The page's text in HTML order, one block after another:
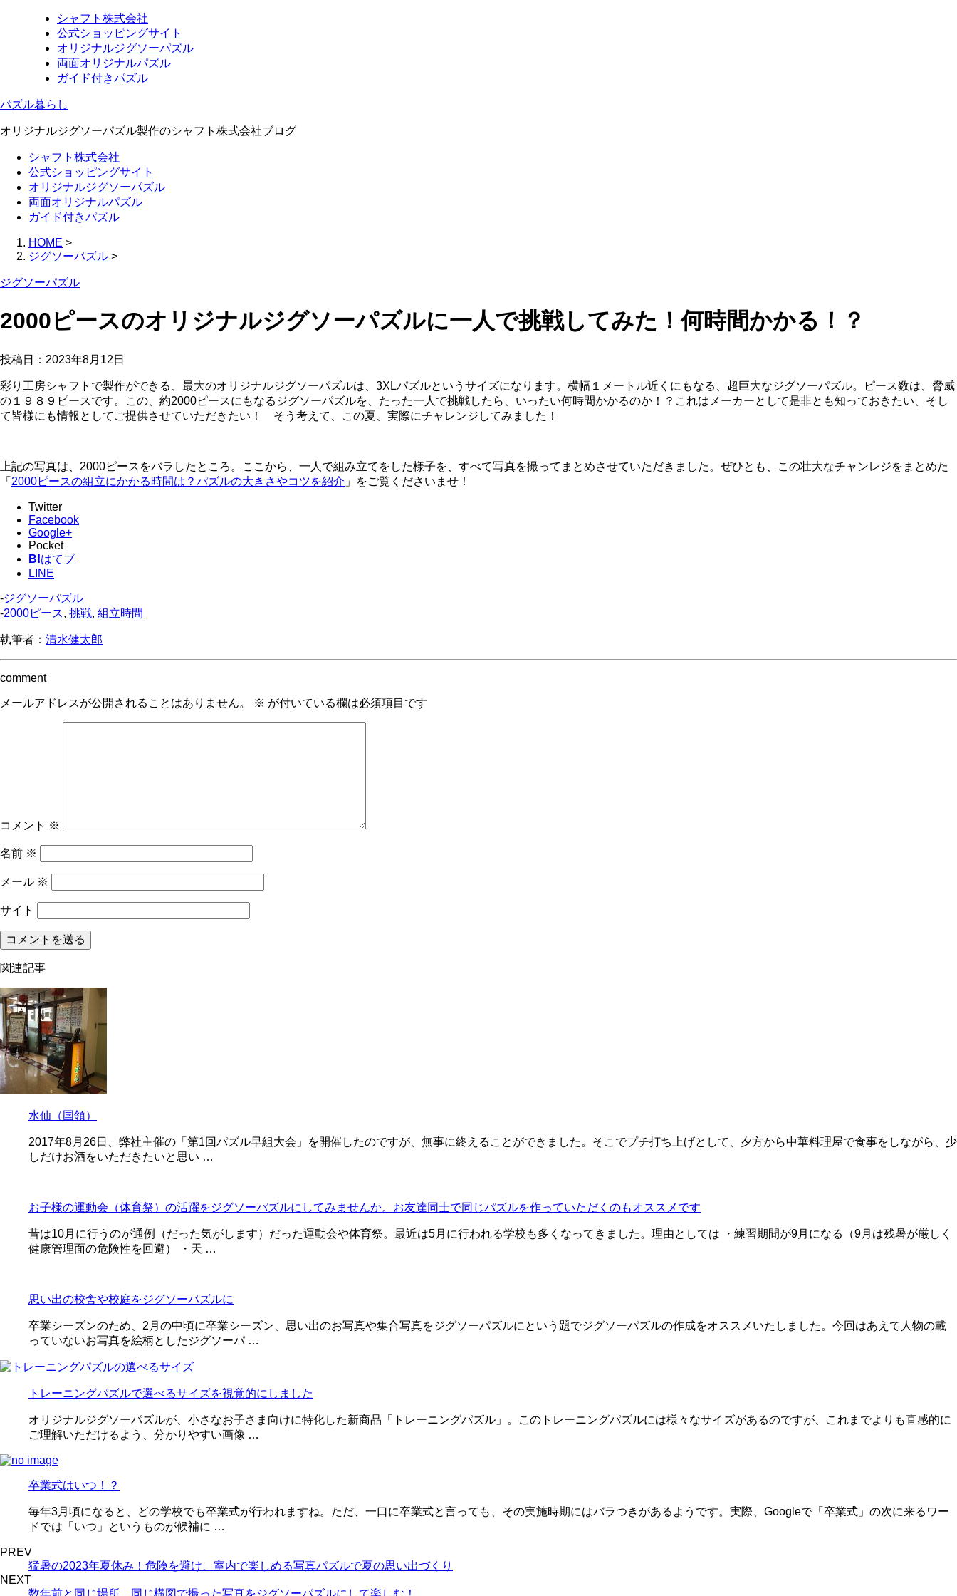
シャフト株式会社
公式ショッピングサイト
オリジナルジグソーパズル
両面オリジナルパズル
ガイド付きパズル
パズル暮らし
オリジナルジグソーパズル製作のシャフト株式会社ブログ
シャフト株式会社
公式ショッピングサイト
オリジナルジグソーパズル
両面オリジナルパズル
ガイド付きパズル
HOME >
ジグソーパズル >
ジグソーパズル
2000ピースのオリジナルジグソーパズルに一人で挑戦してみた！何時間かかる！？
投稿日： 2023年8月12日
彩り工房シャフトで製作ができる、最大のオリジナルジグソーパズルは、3XLパズルというサイズになります。横幅１メートル近くにもなる、超巨大なジグソーパズル。ピース数は、脅威
の１９８９ピースです。この、約2000ピースにもなるジグソーパズルを、たった一人で挑戦したら、いったい何時間かかるのか！？これはメーカーとして是非とも知っておきたい、そし
て皆様にも情報としてご提供させていただきたい！ そう考えて、この夏、実際にチャレンジしてみました！
上記の写真は、2000ピースをバラしたところ。ここから、一人で組み立てをした様子を、すべて写真を撮ってまとめさせていただきました。ぜひとも、この壮大なチャンレジをまとめた
「 2000ピースの組立にかかる時間は？パズルの大きさやコツを紹介 」をご覧くださいませ！
Twitter
Facebook
Google+
Pocket
B!はてブ
LINE
-ジグソーパズル
-2000ピース, 挑戦, 組立時間
執筆者： 清水健太郎
comment
メールアドレスが公開されることはありません。 ※ が付いている欄は必須項目です
コメント ※
名前 ※
メール ※
サイト
関連記事
水仙（国領）
2017年8月26日、弊社主催の「第1回パズル早組大会」を開催したのですが、無事に終えることができました。そこでプチ打ち上げとして、夕方から中華料理屋で食事をしながら、少
しだけお酒をいただきたいと思い …
お子様の運動会（体育祭）の活躍をジグソーパズルにしてみませんか。お友達同士で同じパズルを作っていただくのもオススメです
昔は10月に行うのが通例（だった気がします）だった運動会や体育祭。最近は5月に行われる学校も多くなってきました。理由としては ・練習期間が9月になる（9月は残暑が厳しく
健康管理面の危険性を回避） ・天 …
思い出の校舎や校庭をジグソーパズルに
卒業シーズンのため、2月の中頃に卒業シーズン、思い出のお写真や集合写真をジグソーパズルにという題でジグソーパズルの作成をオススメいたしました。今回はあえて人物の載
っていないお写真を絵柄としたジグソーパ …
トレーニングパズルで選べるサイズを視覚的にしました
オリジナルジグソーパズルが、小さなお子さま向けに特化した新商品「トレーニングパズル」。このトレーニングパズルには様々なサイズがあるのですが、これまでよりも直感的に
ご理解いただけるよう、分かりやすい画像 …
卒業式はいつ！？
毎年3月頃になると、どの学校でも卒業式が行われますね。ただ、一口に卒業式と言っても、その実施時期にはバラつきがあるようです。実際、Googleで「卒業式」の次に来るワー
ドでは「いつ」というものが候補に …
PREV
猛暑の2023年夏休み！危険を避け、室内で楽しめる写真パズルで夏の思い出づくり
NEXT
数年前と同じ場所、同じ構図で撮った写真をジグソーパズルにして楽しむ！